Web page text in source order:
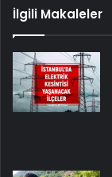
İlgili Makaleler